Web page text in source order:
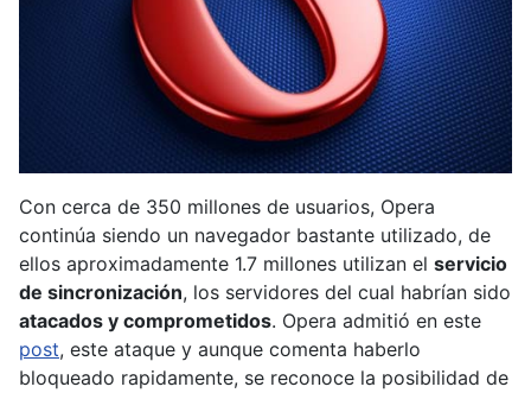
Con cerca de 350 millones de usuarios, Opera
continúa siendo un navegador bastante utilizado, de
ellos aproximadamente 1.7 millones utilizan el servicio
de sincronización, los servidores del cual habrían sido
atacados y comprometidos. Opera admitió en este
post, este ataque y aunque comenta haberlo
bloqueado rapidamente, se reconoce la posibilidad de